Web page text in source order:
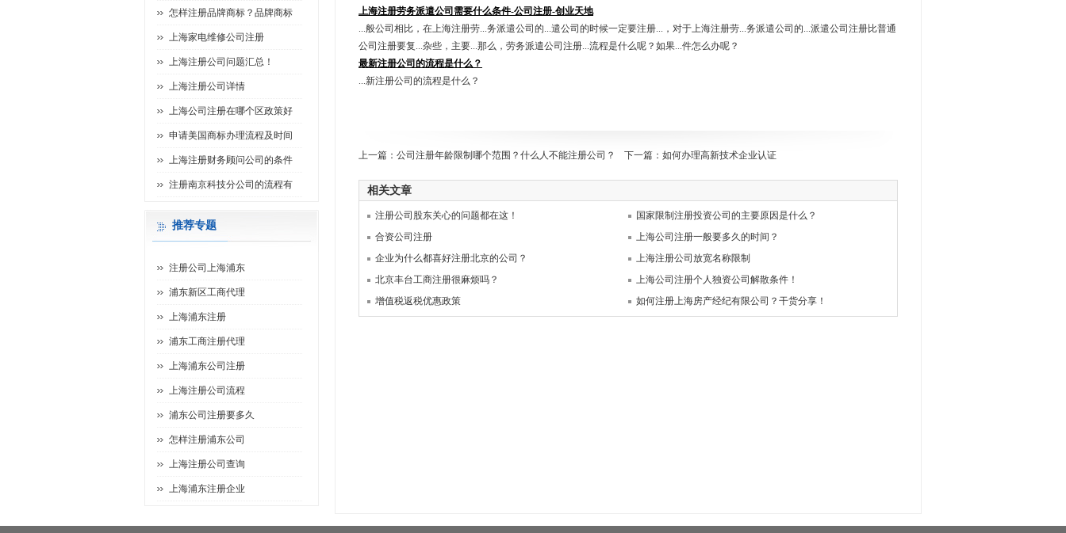
上海注册劳务派遣公司需要什么条件-公司注册-创业天地
...般公司相比，在上海注册劳...务派遣公司的...遣公司的时候一定要注册...，对于上海注册劳...务派遣公司的...派遣公司注册比普通
公司注册要复...杂些，主要...那么，劳务派遣公司注册...流程是什么呢？如果...件怎么办呢？
最新注册公司的流程是什么？
...新注册公司的流程是什么？
上一篇： 公司注册年龄限制哪个范围？什么人不能注册公司？ 下一篇： 如何办理高新技术企业认证
相关文章
注册公司股东关心的问题都在这！
国家限制注册投资公司的主要原因是什么？
合资公司注册
上海公司注册一般要多久的时间？
企业为什么都喜好注册北京的公司？
上海注册公司放宽名称限制
北京丰台工商注册很麻烦吗？
上海公司注册个人独资公司解散条件！
增值税返税优惠政策
如何注册上海房产经纪有限公司？干货分享！
怎样注册品牌商标？品牌商标
上海家电维修公司注册
上海注册公司问题汇总！
上海注册公司详情
上海公司注册在哪个区政策好
申请美国商标办理流程及时间
上海注册财务顾问公司的条件
注册南京科技分公司的流程有
推荐专题
注册公司上海浦东
浦东新区工商代理
上海浦东注册
浦东工商注册代理
上海浦东公司注册
上海注册公司流程
浦东公司注册要多久
怎样注册浦东公司
上海注册公司查询
上海浦东注册企业